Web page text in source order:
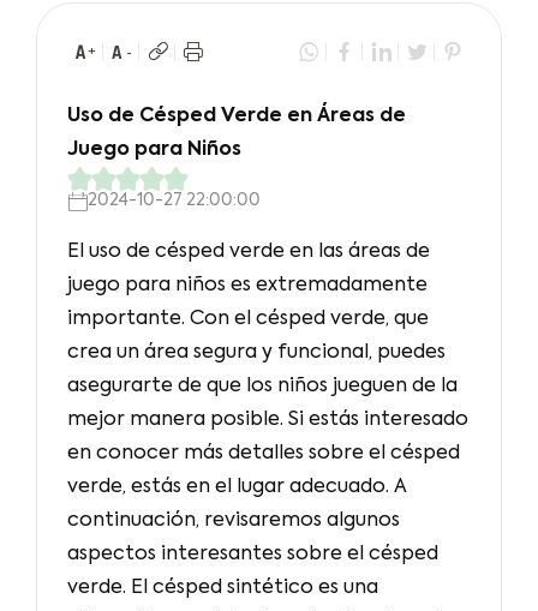
Uso de Césped Verde en Áreas de
Juego para Niños
2024-10-27 22:00:00
El uso de césped verde en las áreas de
juego para niños es extremadamente
importante. Con el césped verde, que
crea un área segura y funcional, puedes
asegurarte de que los niños jueguen de la
mejor manera posible. Si estás interesado
en conocer más detalles sobre el césped
verde, estás en el lugar adecuado. A
continuación, revisaremos algunos
aspectos interesantes sobre el césped
verde. El césped sintético es una